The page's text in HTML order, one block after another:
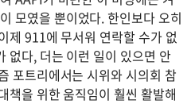
모였을 뿐이었다. 한인보다 오히
제 911에 무서워 연락할 수가 없
없다, 더는 이런 일이 있으면 안
포트리에서는 시위와 시의회 참
책을 위한 움직임이 훨씬 활발해